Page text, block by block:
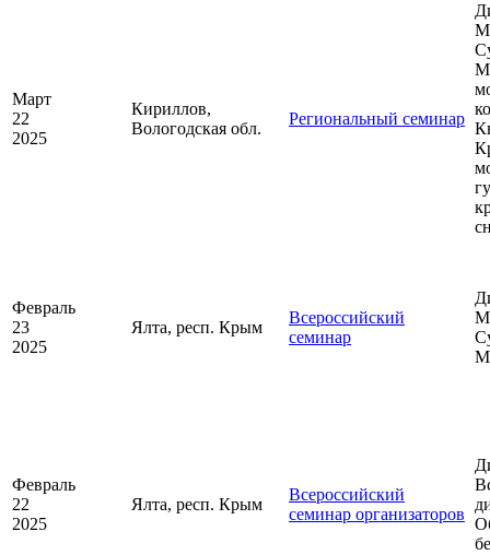
Март
22
2025
Кириллов,
Вологодская обл.
Региональный семинар
Февраль
23
2025
Ялта, респ. Крым
Всероссийский
семинар
Февраль
22
2025
Ялта, респ. Крым
Всероссийский
семинар организаторов